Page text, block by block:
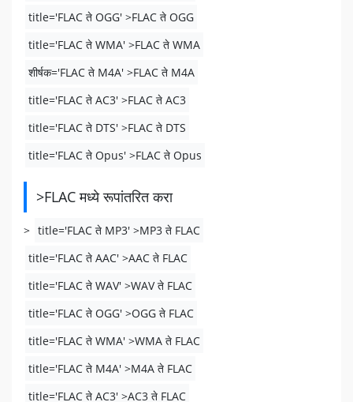
title='FLAC ते OGG' >FLAC ते OGG
title='FLAC ते WMA' >FLAC ते WMA
शीर्षक='FLAC ते M4A' >FLAC ते M4A
title='FLAC ते AC3' >FLAC ते AC3
title='FLAC ते DTS' >FLAC ते DTS
title='FLAC ते Opus' >FLAC ते Opus
>FLAC मध्ये रूपांतरित करा
> title='FLAC ते MP3' >MP3 ते FLAC
title='FLAC ते AAC' >AAC ते FLAC
title='FLAC ते WAV' >WAV ते FLAC
title='FLAC ते OGG' >OGG ते FLAC
title='FLAC ते WMA' >WMA ते FLAC
title='FLAC ते M4A' >M4A ते FLAC
title='FLAC ते AC3' >AC3 ते FLAC